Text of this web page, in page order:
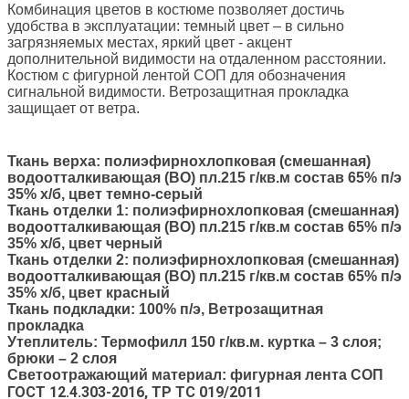
Комбинация цветов в костюме позволяет достичь
удобства в эксплуатации: темный цвет – в сильно
загрязняемых местах, яркий цвет - акцент
дополнительной видимости на отдаленном расстоянии.
Костюм с фигурной лентой СОП для обозначения
сигнальной видимости. Ветрозащитная прокладка
защищает от ветра.
Ткань верха: полиэфирнохлопковая (смешанная)
водоотталкивающая (ВО) пл.215 г/кв.м состав 65% п/э
35% х/б, цвет темно-серый
Ткань отделки 1: полиэфирнохлопковая (смешанная)
водоотталкивающая (ВО) пл.215 г/кв.м состав 65% п/э
35% х/б, цвет черный
Ткань отделки 2: полиэфирнохлопковая (смешанная)
водоотталкивающая (ВО) пл.215 г/кв.м состав 65% п/э
35% х/б, цвет красный
Ткань подкладки: 100% п/э, Ветрозащитная
прокладка
Утеплитель: Термофилл 150 г/кв.м. куртка – 3 слоя;
брюки – 2 слоя
Светоотражающий материал: фигурная лента СОП
ГОСТ 12.4.303-2016, ТР ТС 019/2011